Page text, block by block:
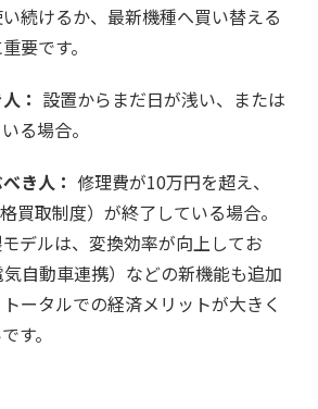
続けるか、最新機種へ買い替える
要です。
： 設置からまだ日が浅い、または
る場合。
き人： 修理費が10万円を超え、
買取制度）が終了している場合。
デルは、変換効率が向上してお
気自動車連携）などの新機能も追加
ータルでの経済メリットが大きく
す。